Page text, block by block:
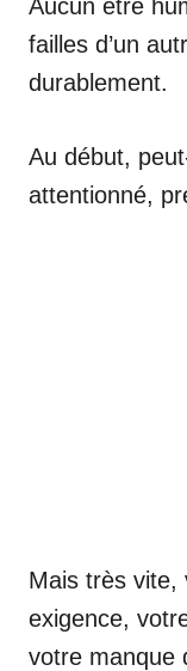
Aucun être
failles d’un
durablement.
Au début,
attentionné,
Mais très vite,
exigence,
votre manque